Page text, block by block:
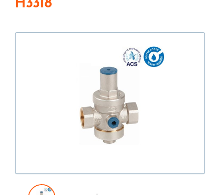
H3318